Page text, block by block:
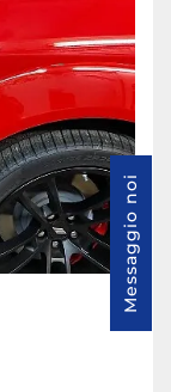
Messaggio noi